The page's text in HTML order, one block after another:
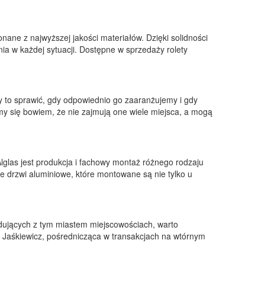
z najwyższej jakości materiałów. Dzięki solidności
w każdej sytuacji. Dostępne w sprzedaży rolety
sprawić, gdy odpowiednio go zaaranżujemy i gdy
się bowiem, że nie zajmują one wiele miejsca, a mogą
jest produkcja i fachowy montaż różnego rodzaju
drzwi aluminiowe, które montowane są nie tylko u
z tym miastem miejscowościach, warto
pośrednicząca w transakcjach na wtórnym